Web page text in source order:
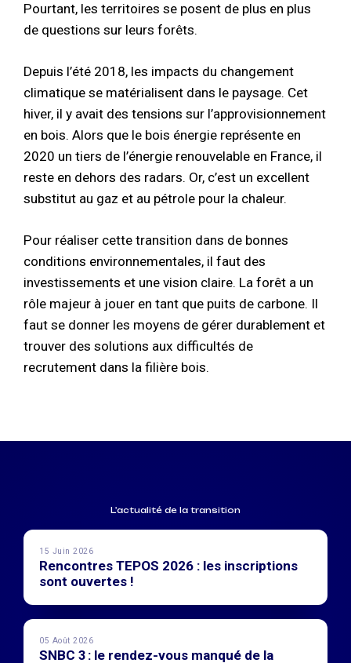
Pourtant, les territoires se posent de plus en plus
de questions sur leurs forêts.
Depuis l’été 2018, les impacts du changement
climatique se matérialisent dans le paysage. Cet
hiver, il y avait des tensions sur l’approvisionnement
en bois. Alors que le bois énergie représente en
2020 un tiers de l’énergie renouvelable en France, il
reste en dehors des radars. Or, c’est un excellent
substitut au gaz et au pétrole pour la chaleur.
Pour réaliser cette transition dans de bonnes
conditions environnementales, il faut des
investissements et une vision claire. La forêt a un
rôle majeur à jouer en tant que puits de carbone. Il
faut se donner les moyens de gérer durablement et
trouver des solutions aux difficultés de
recrutement dans la filière bois.
L'actualité de la transition
15 Juin 2026
Rencontres TEPOS 2026 : les inscriptions
sont ouvertes !
05 Août 2026
SNBC 3 : le rendez-vous manqué de la